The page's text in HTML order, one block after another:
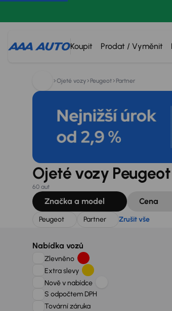
Koupit Prodat / Vyměnit
Hledáte: Zrušit vše
Ojeté vozy Peugeot Partner
Ojeté vozy
60 aut
Značka a model Cena
Peugeot Partner Zrušit vše
Nabídka vozů
Zlevněno
Extra slevy
Nově v nabídce
S odpočtem DPH
Tovární záruka